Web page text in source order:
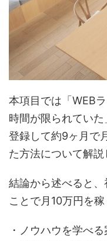
本項目では「WEB
時間が限られてい
登録して約9ヶ月で
た方法について解説
結論から述べると
ことで月10万円を
・ノウハウを学べ